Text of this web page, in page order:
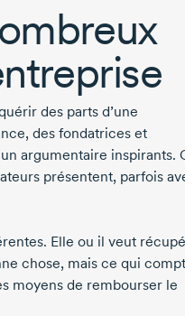
des parts d’une
des fondatrices et
argumentaire inspirants.
présentent, parfois
Elle ou il veut
chose, mais ce qui
moyens de rembourser le